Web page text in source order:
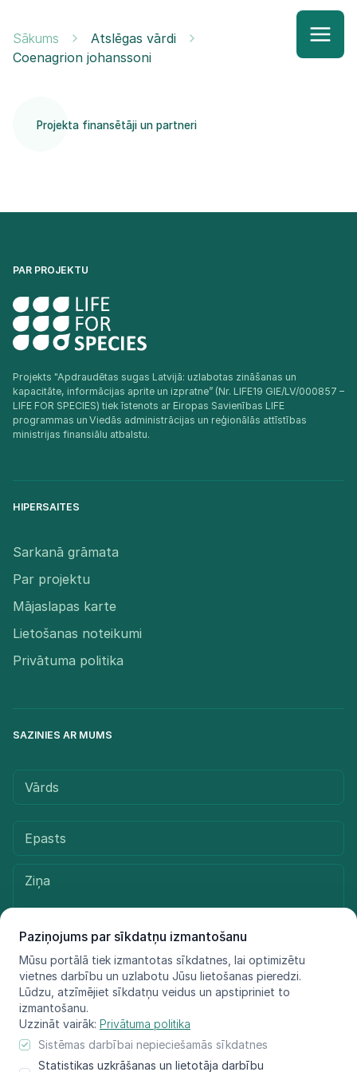
Paziņojums par sīkdatņu izmantošanu
Mūsu portālā tiek izmantotas sīkdatnes, lai optimizētu
vietnes darbību un uzlabotu Jūsu lietošanas pieredzi.
Lūdzu, atzīmējiet sīkdatņu veidus un apstipriniet to
izmantošanu.
Uzzināt vairāk: Privātuma politika
Sistēmas darbībai nepieciešamās sīkdatnes
Statistikas uzkrāšanas un lietotāja darbību
Sākums
Atslēgas vārdi
Coenagrion johanssoni
Projekta finansētāji un partneri
PAR PROJEKTU
Projekts "Apdraudētas sugas Latvijā: uzlabotas zināšanas un
kapacitāte, informācijas aprite un izpratne” (Nr. LIFE19 GIE/LV/000857 –
LIFE FOR SPECIES) tiek īstenots ar Eiropas Savienības LIFE
programmas un Viedās administrācijas un reģionālās attīstības
ministrijas finansiālu atbalstu.​
HIPERSAITES
Sarkanā grāmata
Par projektu
Mājaslapas karte
Lietošanas noteikumi
Privātuma politika
SAZINIES AR MUMS
Sūtīt ziņu
© LIFE FOR SPECIES, 2021 - 2025
Informācija atspoguļo tikai projekta LIFE FOR SPECIES īstenotāju